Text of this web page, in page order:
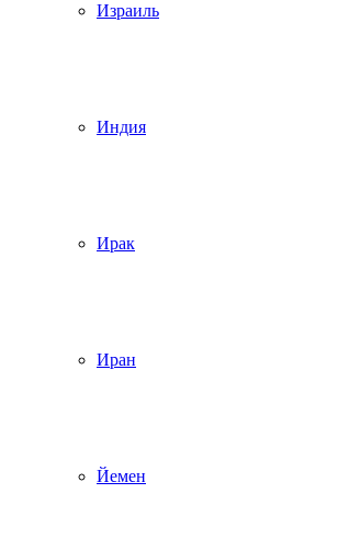
Израиль
Индия
Ирак
Иран
Йемен